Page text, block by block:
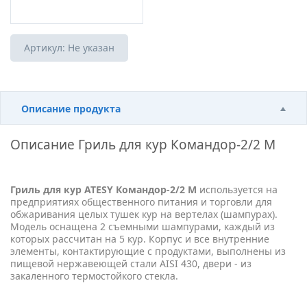
Артикул: Не указан
Описание продукта
Описание Гриль для кур Командор-2/2 М
Гриль для кур ATESY Командор-2/2 М используется на
предприятиях общественного питания и торговли для
обжаривания целых тушек кур на вертелах (шампурах).
Модель оснащена 2 съемными шампурами, каждый из
которых рассчитан на 5 кур. Корпус и все внутренние
элементы, контактирующие с продуктами, выполнены из
пищевой нержавеющей стали AISI 430, двери - из
закаленного термостойкого стекла.